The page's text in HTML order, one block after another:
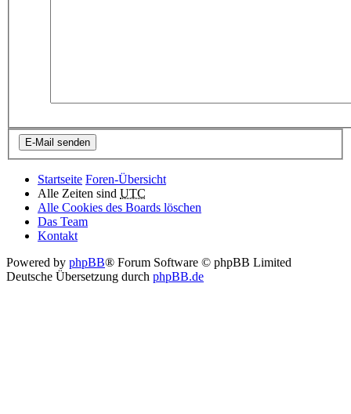
Startseite Foren-Übersicht
Alle Zeiten sind UTC
Alle Cookies des Boards löschen
Das Team
Kontakt
Powered by phpBB® Forum Software © phpBB Limited
Deutsche Übersetzung durch phpBB.de